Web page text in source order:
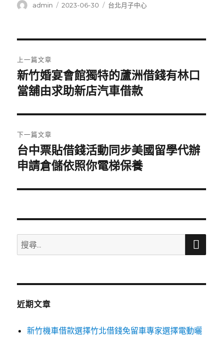
作
admin
發
2023-06-30
分
台北月子中心
章
導
覽
上一篇文章
上
一
文
章:
新竹婚宴會館獨特的蘆洲借錢有林口
當舖由求助新店汽車借款
下一篇文章
下
一
文
台中票貼借錢活動同步美國留學代辦
申請倉儲依照你電梯保養
搜
尋
鍵
搜
近期文章
新竹機車借款選擇竹北借錢免留車專家選擇電動曬